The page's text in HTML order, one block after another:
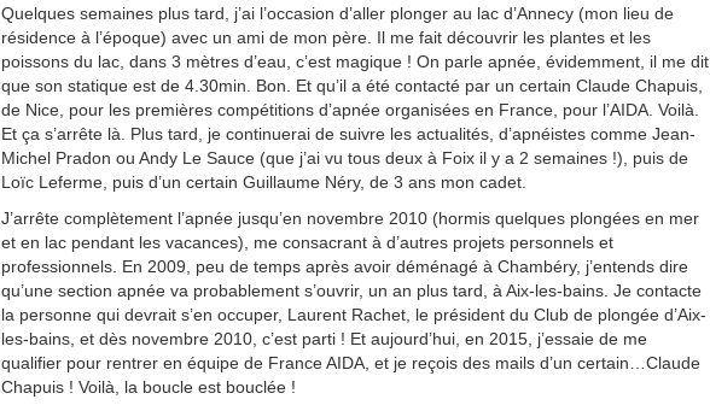
Quelques semaines plus tard, j’ai l’occasion d’aller plonger au lac d’Annecy (mon lieu de
résidence à l’époque) avec un ami de mon père. Il me fait découvrir les plantes et les
poissons du lac, dans 3 mètres d’eau, c’est magique ! On parle apnée, évidemment, il me dit
que son statique est de 4.30min. Bon. Et qu’il a été contacté par un certain Claude Chapuis,
de Nice, pour les premières compétitions d’apnée organisées en France, pour l’AIDA. Voilà.
Et ça s’arrête là. Plus tard, je continuerai de suivre les actualités, d’apnéistes comme Jean-
Michel Pradon ou Andy Le Sauce (que j’ai vu tous deux à Foix il y a 2 semaines !), puis de
Loïc Leferme, puis d’un certain Guillaume Néry, de 3 ans mon cadet.
J’arrête complètement l’apnée jusqu’en novembre 2010 (hormis quelques plongées en mer
et en lac pendant les vacances), me consacrant à d’autres projets personnels et
professionnels. En 2009, peu de temps après avoir déménagé à Chambéry, j’entends dire
qu’une section apnée va probablement s’ouvrir, un an plus tard, à Aix-les-bains. Je contacte
la personne qui devrait s’en occuper, Laurent Rachet, le président du Club de plongée d’Aix-
les-bains, et dès novembre 2010, c’est parti ! Et aujourd’hui, en 2015, j’essaie de me
qualifier pour rentrer en équipe de France AIDA, et je reçois des mails d’un certain…Claude
Chapuis ! Voilà, la boucle est bouclée !